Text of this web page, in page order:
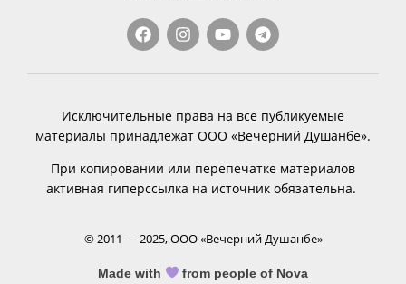
Исключительные права на все публикуемые
материалы принадлежат ООО «Вечерний Душанбе».
При копировании или перепечатке материалов
активная гиперссылка на источник обязательна.
© 2011 — 2025, ООО «Вечерний Душанбе»
Made with from people of Nova